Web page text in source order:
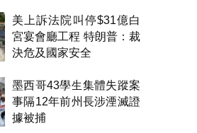
美上訴法院叫停$31億白
宮宴會廳工程 特朗普：裁
決危及國家安全
墨西哥43學生集體失蹤案
事隔12年前州長涉湮滅證
據被捕